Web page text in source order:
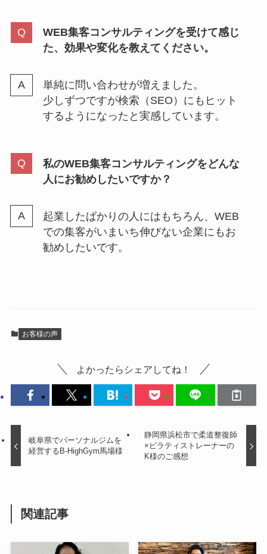
WEB集客コンサルティングを受けて感じ
た、効果や変化を教えてください。
単純に問い合わせが増えました。
少しずつですが検索（SEO）にもヒット
するようになったと実感しています。
私のWEB集客コンサルティングをどんな
人にお勧めしたいですか？
起業したばかりの人にはもちろん、WEB
での集客がいまいち伸びない企業にもお
勧めしたいです。
お客様の声
よかったらシェアしてね！
岐阜県でパーソナルジムを
経営するB-HighGym馬場様
静岡県浜松市で柔道整復師
×ピラティストレーナーの
K様のご感想
関連記事